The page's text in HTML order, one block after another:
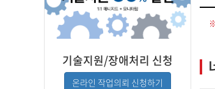
기술지원/장애처리 신청
온라인 작업의뢰 신청하기